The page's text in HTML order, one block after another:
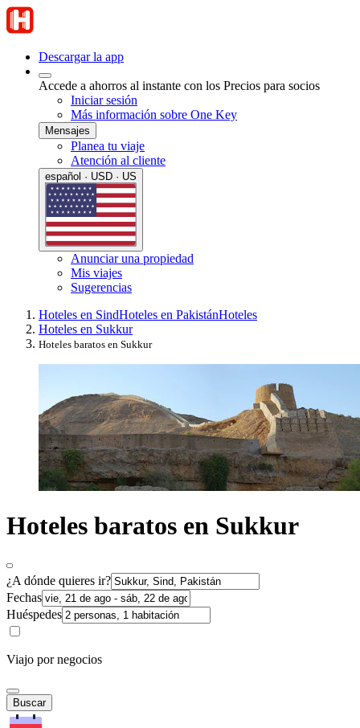
Descargar la app
Accede a ahorros al instante con los Precios para socios
Iniciar sesión
Más información sobre One Key
Mensajes
Planea tu viaje
Atención al cliente
español · USD · US
Anunciar una propiedad
Mis viajes
Sugerencias
Hoteles en SindHoteles en PakistánHoteles
Hoteles en Sukkur
Hoteles baratos en Sukkur
Hoteles baratos en Sukkur
¿A dónde quieres ir?
Fechas
Huéspedes
Viajo por negocios
Buscar